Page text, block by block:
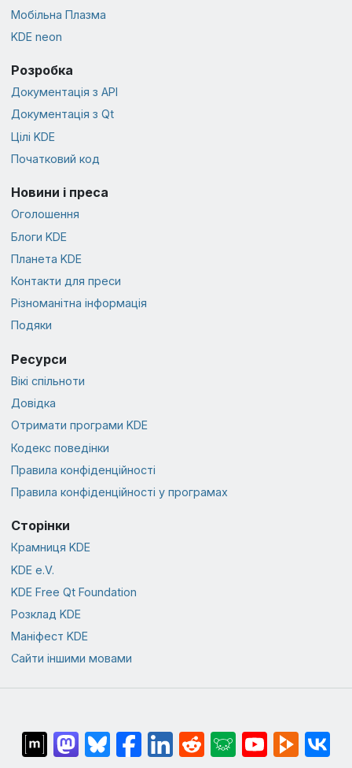
Мобільна Плазма
KDE neon
Розробка
Документація з API
Документація з Qt
Цілі KDE
Початковий код
Новини і преса
Оголошення
Блоги KDE
Планета KDE
Контакти для преси
Різноманітна інформація
Подяки
Ресурси
Вікі спільноти
Довідка
Отримати програми KDE
Кодекс поведінки
Правила конфіденційності
Правила конфіденційності у програмах
Сторінки
Крамниця KDE
KDE e.V.
KDE Free Qt Foundation
Розклад KDE
Маніфест KDE
Сайти іншими мовами